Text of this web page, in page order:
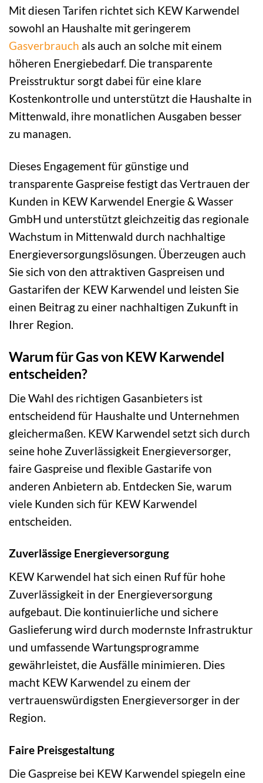
Mit diesen Tarifen richtet sich KEW Karwendel
sowohl an Haushalte mit geringerem
Gasverbrauch als auch an solche mit einem
höheren Energiebedarf. Die transparente
Preisstruktur sorgt dabei für eine klare
Kostenkontrolle und unterstützt die Haushalte in
Mittenwald, ihre monatlichen Ausgaben besser
zu managen.
Dieses Engagement für günstige und
transparente Gaspreise festigt das Vertrauen der
Kunden in KEW Karwendel Energie & Wasser
GmbH und unterstützt gleichzeitig das regionale
Wachstum in Mittenwald durch nachhaltige
Energieversorgungslösungen. Überzeugen auch
Sie sich von den attraktiven Gaspreisen und
Gastarifen der KEW Karwendel und leisten Sie
einen Beitrag zu einer nachhaltigen Zukunft in
Ihrer Region.
Warum für Gas von KEW Karwendel
entscheiden?
Die Wahl des richtigen Gasanbieters ist
entscheidend für Haushalte und Unternehmen
gleichermaßen. KEW Karwendel setzt sich durch
seine hohe Zuverlässigkeit Energieversorger,
faire Gaspreise und flexible Gastarife von
anderen Anbietern ab. Entdecken Sie, warum
viele Kunden sich für KEW Karwendel
entscheiden.
Zuverlässige Energieversorgung
KEW Karwendel hat sich einen Ruf für hohe
Zuverlässigkeit in der Energieversorgung
aufgebaut. Die kontinuierliche und sichere
Gaslieferung wird durch modernste Infrastruktur
und umfassende Wartungsprogramme
gewährleistet, die Ausfälle minimieren. Dies
macht KEW Karwendel zu einem der
vertrauenswürdigsten Energieversorger in der
Region.
Faire Preisgestaltung
Die Gaspreise bei KEW Karwendel spiegeln eine